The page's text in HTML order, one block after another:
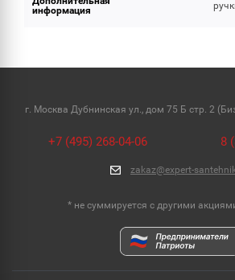
информация
г. Москва Дубнинская ул., дом 75 Б стр. 2
+7 (495) 268-04-06 8
zakaz@expert-
* не суммируется с другими